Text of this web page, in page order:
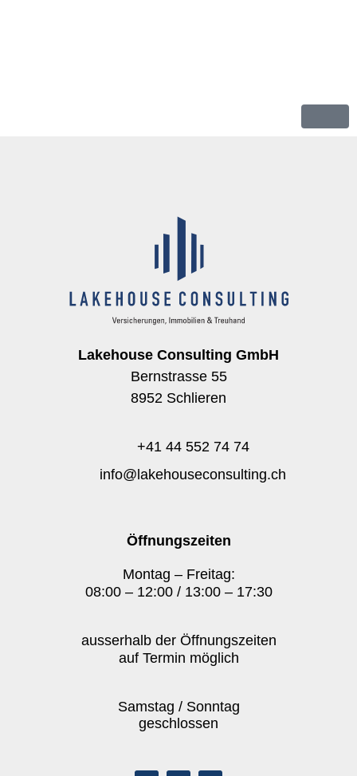
Lakehouse Consulting GmbH
Bernstrasse 55
8952 Schlieren
+41 44 552 74 74
info@lakehouseconsulting.ch
Öffnungszeiten
Montag – Freitag:
08:00 – 12:00 / 13:00 – 17:30
ausserhalb der Öffnungszeiten
auf Termin möglich
Samstag / Sonntag
geschlossen